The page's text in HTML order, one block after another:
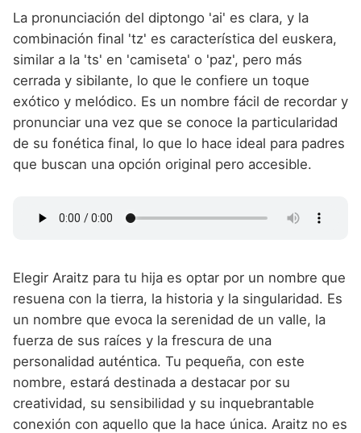
La pronunciación del diptongo 'ai' es clara, y la
combinación final 'tz' es característica del euskera,
similar a la 'ts' en 'camiseta' o 'paz', pero más
cerrada y sibilante, lo que le confiere un toque
exótico y melódico. Es un nombre fácil de recordar y
pronunciar una vez que se conoce la particularidad
de su fonética final, lo que lo hace ideal para padres
que buscan una opción original pero accesible.
Elegir Araitz para tu hija es optar por un nombre que
resuena con la tierra, la historia y la singularidad. Es
un nombre que evoca la serenidad de un valle, la
fuerza de sus raíces y la frescura de una
personalidad auténtica. Tu pequeña, con este
nombre, estará destinada a destacar por su
creatividad, su sensibilidad y su inquebrantable
conexión con aquello que la hace única. Araitz no es